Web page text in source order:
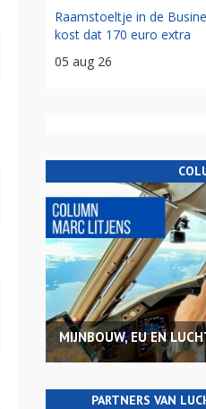
Raamstoeltje in de
kost dat 170 euro extra
05 aug 26
MIJNBOUW, EU EN
PARTNERS VAN